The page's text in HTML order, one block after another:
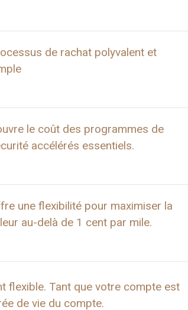
de rachat polyvalent et
le coût des programmes de
accélérés essentiels.
une flexibilité pour maximiser la
au-delà de 1 cent par mile.
flexible. Tant que votre compte est
de vie du compte.